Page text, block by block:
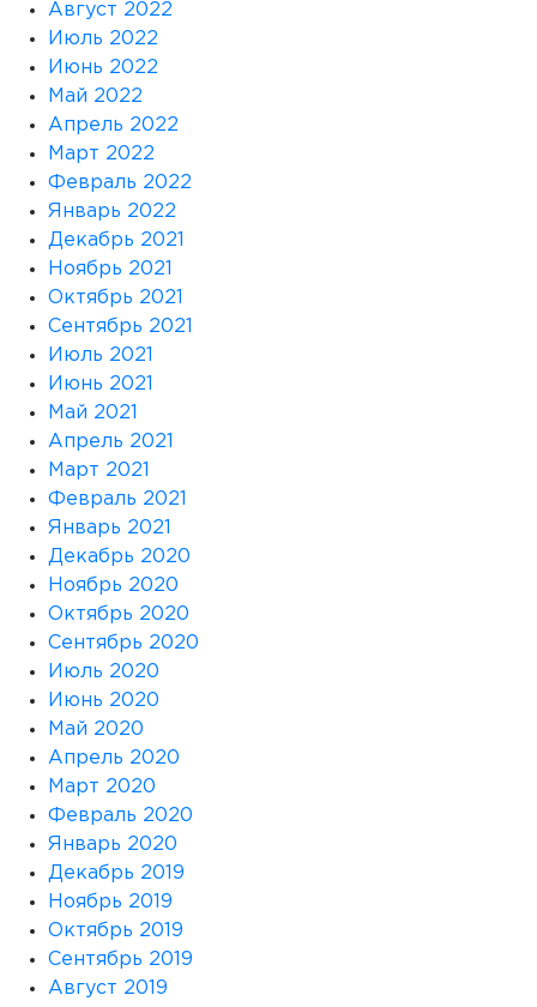
Август 2022
Июль 2022
Июнь 2022
Май 2022
Апрель 2022
Март 2022
Февраль 2022
Январь 2022
Декабрь 2021
Ноябрь 2021
Октябрь 2021
Сентябрь 2021
Июль 2021
Июнь 2021
Май 2021
Апрель 2021
Март 2021
Февраль 2021
Январь 2021
Декабрь 2020
Ноябрь 2020
Октябрь 2020
Сентябрь 2020
Июль 2020
Июнь 2020
Май 2020
Апрель 2020
Март 2020
Февраль 2020
Январь 2020
Декабрь 2019
Ноябрь 2019
Октябрь 2019
Сентябрь 2019
Август 2019